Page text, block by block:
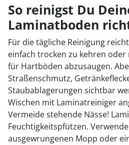
So reinigst Du
Laminatboden
Für die tägliche Reinigung
einfach trocken zu kehren
für Hartböden abzusaugen.
Straßenschmutz,
Staubablagerungen sichtbar
Wischen mit Laminatreiniger
Vermeide stehende Nässe!
Feuchtigkeitspfützen.
ausgewrungenen Mopp oder